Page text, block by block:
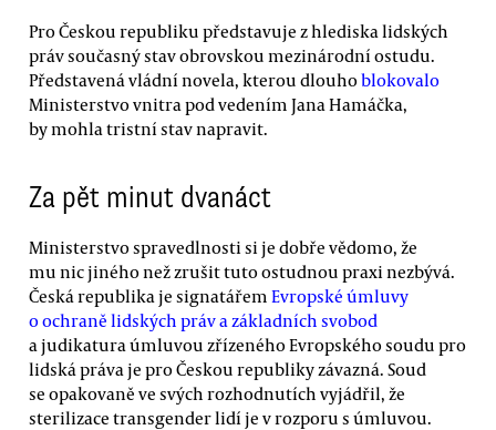
Pro Českou republiku představuje z hlediska lidských
práv současný stav obrovskou mezinárodní ostudu.
Představená vládní novela, kterou dlouhoblokovalo
Ministerstvo vnitra pod vedením Jana Hamáčka,
by mohla tristní stav napravit.
Za pět minut dvanáct
Ministerstvo spravedlnosti si je dobře vědomo, že
mu nic jiného než zrušit tuto ostudnou praxi nezbývá.
Česká republika je signatářem Evropské úmluvy
o ochraně lidských práv a základních svobod
a judikatura úmluvou zřízeného Evropského soudu pro
lidská práva je pro Českou republiky závazná. Soud
se opakovaně ve svých rozhodnutích vyjádřil, že
sterilizace transgender lidí je v rozporu s úmluvou.